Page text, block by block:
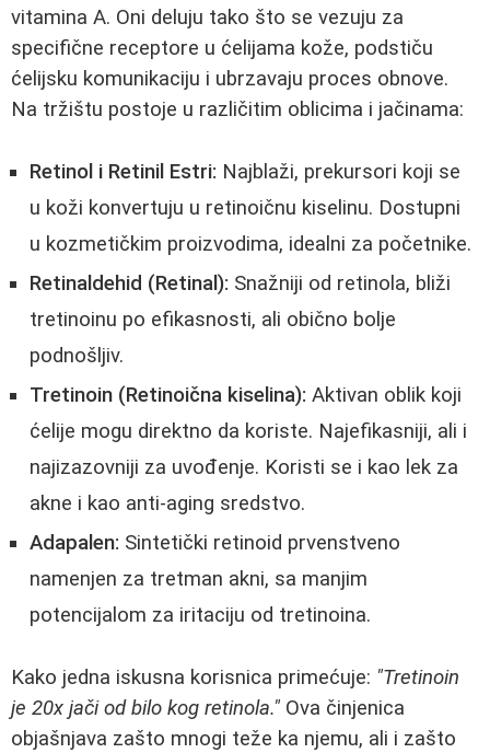
vitamina A. Oni deluju tako što se vezuju za
specifične receptore u ćelijama kože, podstiču
ćelijsku komunikaciju i ubrzavaju proces obnove.
Na tržištu postoje u različitim oblicima i jačinama:
Retinol i Retinil Estri: Najblaži, prekursori koji se
u koži konvertuju u retinoičnu kiselinu. Dostupni
u kozmetičkim proizvodima, idealni za početnike.
Retinaldehid (Retinal): Snažniji od retinola, bliži
tretinoinu po efikasnosti, ali obično bolje
podnošljiv.
Tretinoin (Retinoična kiselina): Aktivan oblik koji
ćelije mogu direktno da koriste. Najefikasniji, ali i
najizazovniji za uvođenje. Koristi se i kao lek za
akne i kao anti-aging sredstvo.
Adapalen: Sintetički retinoid prvenstveno
namenjen za tretman akni, sa manjim
potencijalom za iritaciju od tretinoina.
Kako jedna iskusna korisnica primećuje: "Tretinoin
je 20x jači od bilo kog retinola." Ova činjenica
objašnjava zašto mnogi teže ka njemu, ali i zašto